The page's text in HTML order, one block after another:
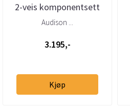
2-veis komponentsett
for BMW/Mini stor kurv
Audison ...
3.195,-
Kjøp